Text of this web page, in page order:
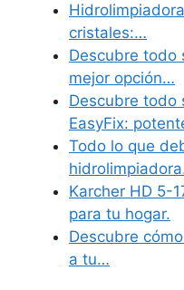
cristales:…
Descubre todo
mejor opción…
Descubre todo
EasyFix:
Todo lo que
Karcher HD 5-
para tu hogar.
Descubre
a tu…